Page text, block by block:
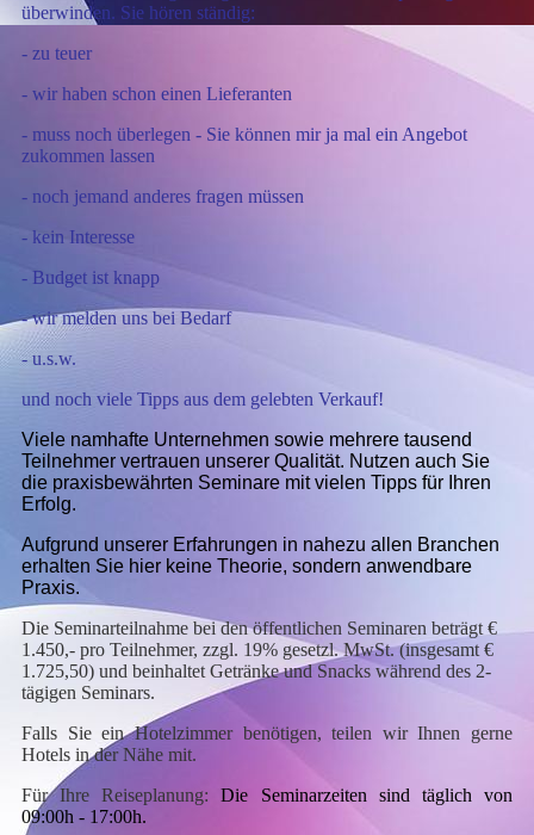
überwinden. Sie hören ständig:
- zu teuer
- wir haben schon einen Lieferanten
- muss noch überlegen - Sie können mir ja mal ein Angebot
zukommen lassen
- noch jemand anderes fragen müssen
- kein Interesse
- Budget ist knapp
- wir melden uns bei Bedarf
- u.s.w.
und noch viele Tipps aus dem gelebten Verkauf!
Viele namhafte Unternehmen sowie mehrere tausend
Teilnehmer vertrauen unserer Qualität. Nutzen auch Sie
die praxisbewährten Seminare mit vielen Tipps für Ihren
Erfolg.
Aufgrund unserer Erfahrungen in nahezu allen Branchen
erhalten Sie hier keine Theorie, sondern anwendbare
Praxis.
Die Seminarteilnahme bei den öffentlichen Seminaren beträgt €
1.450,- pro Teilnehmer, zzgl. 19% gesetzl. MwSt.(insgesamt €
1.725,50)und beinhaltet Getränke und Snacks während des 2-
tägigen Seminars.
Falls Sie ein Hotelzimmer benötigen, teilen wir Ihnen gerne
Hotels in der Nähe mit.
Für Ihre Reiseplanung:
Die Seminarzeiten sind täglich von
09:00h - 17:00h.